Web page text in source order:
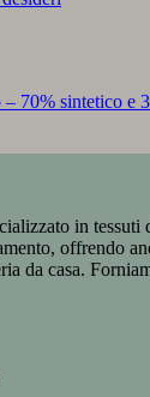
– 70% sintetico e
€
€
in tessuti
offrendo
da casa.